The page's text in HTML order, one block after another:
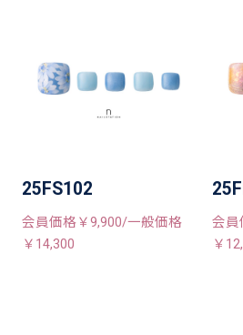
25FS102
会員価格￥9,900/一般価格
￥14,300
会員
￥